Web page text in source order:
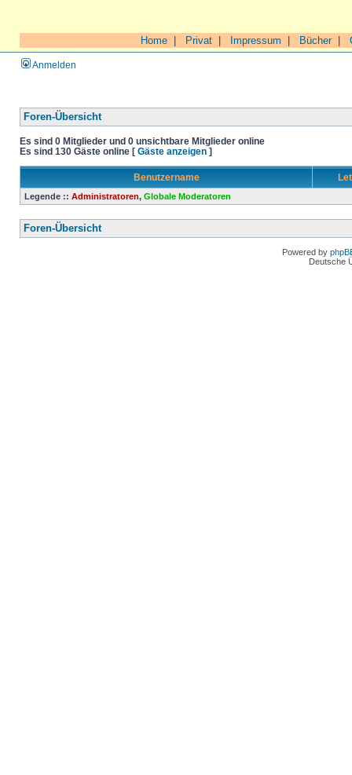
Home Privat Impressum Bücher|
Anmelden
Foren-Übersicht
Es sind 0 Mitglieder und 0 unsichtbare Mitglieder online
Es sind 130 Gäste online [ Gäste anzeigen ]
Benutzername
Legende :: Administratoren, Globale Moderatoren
Foren-Übersicht
Powered by
Deutsche